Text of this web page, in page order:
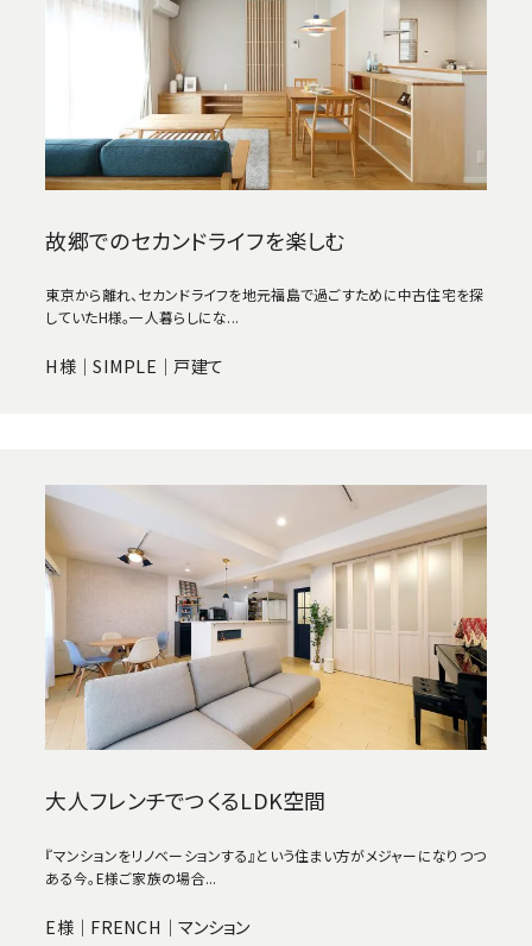
故郷でのセカンドライフを楽しむ
東京から離れ、セカンドライフを地元福島で過ごすために中古住宅を探
していたH様。一人暮らしにな...
H様｜SIMPLE｜戸建て
大人フレンチでつくるLDK空間
『マンションをリノベーションする』という住まい方がメジャーになりつつ
ある今。E様ご家族の場合...
E様｜FRENCH｜マンション